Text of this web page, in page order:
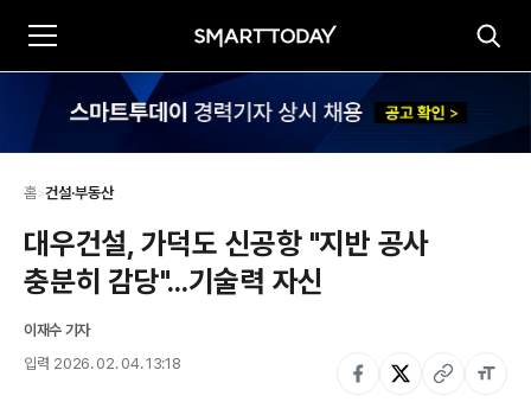
홈>건설·부동산
대우건설, 가덕도 신공항 "지반 공사
충분히 감당"...기술력 자신
이재수 기자
입력 2026. 02. 04. 13:18